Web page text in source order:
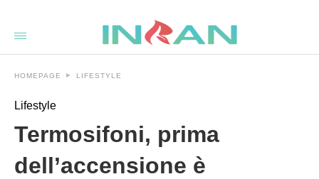
/2025/10/11/termosifoni-
obbligatorio-
manopola-
dover-
girare/amp/
HOMEPAGE LIFESTYLE
Lifestyle
Termosifoni, prima
dell’accensione è